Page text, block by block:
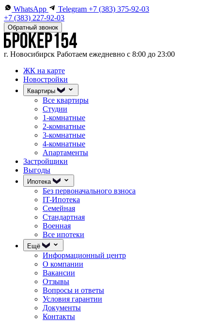
WhatsApp Telegram +7 (383) 375-92-03
+7 (383) 227-92-03
Обратный звонок
г. Новосибирск Работаем ежедневно с 8:00 до 23:00
ЖК на карте
Новостройки
Квартиры
Все квартиры
Студии
1-комнатные
2-комнатные
3-комнатные
4-комнатные
Апартаменты
Застройщики
Выгоды
Ипотека
Без первоначального взноса
IT-Ипотека
Семейная
Стандартная
Военная
Все ипотеки
Ещё
Информационный центр
О компании
Вакансии
Отзывы
Вопросы и ответы
Условия гарантии
Документы
Контакты